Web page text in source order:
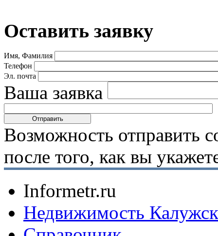
Оставить заявку
Имя, Фамилия
Телефон
Эл. почта
Ваша заявка
Возможность отправить
после того, как вы
Informetr.ru
Недвижимость